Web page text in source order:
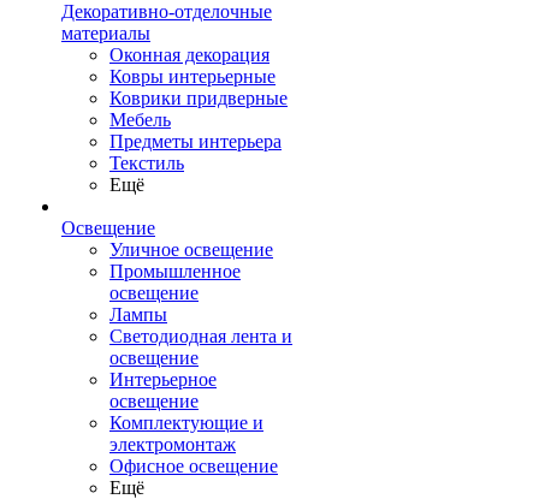
Декоративно-отделочные
материалы
Оконная декорация
Ковры интерьерные
Коврики придверные
Мебель
Предметы интерьера
Текстиль
Ещё
Освещение
Уличное освещение
Промышленное
освещение
Лампы
Светодиодная лента и
освещение
Интерьерное
освещение
Комплектующие и
электромонтаж
Офисное освещение
Ещё